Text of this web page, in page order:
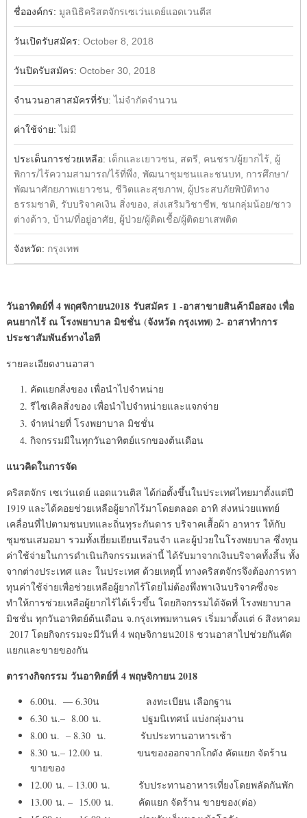
ชื่อองค์กร: มูลนิธิคริสตจักรเซเว่นเดย์แอดเวนตีส
วันเปิดรับสมัคร: October 8, 2018
วันปิดรับสมัคร: October 30, 2018
จำนวนอาสาสมัครที่รับ:ไม่จำกัดจำนวน
ค่าใช้จ่าย:ไม่มี
ประเด็นการช่วยเหลือ: เด็กและเยาวชน, สตรี, คนชรา/ผู้ยากไร้, ผู้
พิการ/ไร้ความสามารถ/ไร้ที่พึ่ง, พัฒนาชุมชนและชนบท, การศึกษา/
พัฒนาศักยภาพเยาวชน, ชีวิตและสุขภาพ, ผู้ประสบภัยพิบัติทาง
ธรรมชาติ, รับบริจาคเงิน สิ่งของ, ส่งเสริมวิชาชีพ, ชนกลุ่มน้อย/ชาว
ต่างด้าว, บ้าน/ที่อยู่อาศัย, ผู้ป่วย/ผู้ติดเชื้อ/ผู้ติดยาเสพติด
จังหวัด: กรุงเทพ
วันอาทิตย์ที่ 4 พฤศจิกายน2018 รับสมัคร 1 -อาสาขายสินค้ามือสอง เพื่อ
คนยากไร้ ณ โรงพยาบาล มิชชั่น (จังหวัด กรุงเทพ) 2- อาสาทำการ
ประชาสัมพันธ์ทางไอที
รายละเอียดงานอาสา
คัดแยกสิ่งของ เพื่อนำไปจำหน่าย
รีไซเคิลสิ่งของ เพื่อนำไปจำหน่ายและแจกจ่าย
จำหน่ายที่ โรงพยาบาล มิชชั่น
กิจกรรมมีในทุกวันอาทิตย์แรกของต้นเดือน
แนวคิดในการจัด
คริสตจักร เซเว่นเดย์ แอดแวนติส ได้ก่อตั้งขึ้นในประเทศไทยมาตั้งแต่ปี
1919 และได้คอยช่วยเหลือผู้ยากไร้มาโดยตลอด อาทิ ส่งหน่วยแพทย์
เคลื่อนที่ไปตามชนบทและถิ่นทุระกันดาร บริจาคเสื้อผ้า อาหาร ให้กับ
ชุมชนเสมอมา รวมทั้งเยี่ยมเยียนเรือนจำ และผู้ป่วยในโรงพยบาล ซึ่งทุน
ค่าใช้จ่ายในการดำเนินกิจกรรมเหล่านี้ ได้รับมาจากเงินบริจาคทั้งสิ้น ทั้ง
จากต่างประเทศ และ ในประเทศ ด้วยเหตุนี้ ทางคริสตจักรจึงต้องการหา
ทุนค่าใช้จ่ายเพื่อช่วยเหลือผู้ยากไร้โดยไม่ต้องพึ่งพาเงินบริจาคซึ่งจะ
ทำให้การช่วยเหลือผู้ยากไร้ได้เร็วขึ้น โดยกิจกรรมได้จัดที่ โรงพยาบาล
มิชชั่น ทุกวันอาทิตย์ต้นเดือน จ.กรุงเทพมหานคร เริ่มมาตั้งแต่ 6 สิงหาคม
2017 โดยกิจกรรมจะมีวันที่ 4 พฤษจิกายน2018 ชวนอาสาไปช่วยกันคัด
แยกและขายของกัน
ตารางกิจกรรม วันอาทิตย์ที่4 พฤษจิกายน 2018
6.00น. — 6.30น ลงทะเบียน เลือกฐาน
6.30 น.– 8.00 น. ปฐมนิเทศน์ แบ่งกลุ่มงาน
8.00 น. – 8.30 น. รับประทานอาหารเช้า
8.30 น.– 12.00 น. ขนของออกจากโกดัง คัดแยก จัดร้าน
ขายของ
12.00 น. – 13.00 น. รับประทานอาหารเที่ยงโดยพลัดกันพัก
13.00 น. – 15.00 น. คัดแยก จัดร้าน ขายของ(ต่อ)